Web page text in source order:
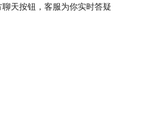
天按钮，客服为你实时答疑